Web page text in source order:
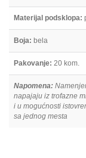
Materijal podsklopa:
Boja: bela
Pakovanje: 20 kom.
Napomena:
napajaju iz trofazne
i u mogućnosti
sa jednog mesta